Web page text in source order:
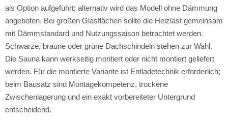
als Option aufgeführt; alternativ wird das Modell ohne Dämmung
angeboten. Bei großen Glasflächen sollte die Heizlast gemeinsam
mit Dämmstandard und Nutzungssaison betrachtet werden.
Schwarze, braune oder grüne Dachschindeln stehen zur Wahl.
Die Sauna kann werkseitig montiert oder nicht montiert geliefert
werden. Für die montierte Variante ist Entladetechnik erforderlich;
beim Bausatz sind Montagekompetenz, trockene
Zwischenlagerung und ein exakt vorbereiteter Untergrund
entscheidend.